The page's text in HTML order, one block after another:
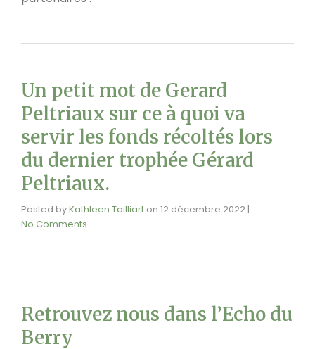
Un petit mot de Gerard
Peltriaux sur ce à quoi va
servir les fonds récoltés lors
du dernier trophée Gérard
Peltriaux.
Posted byKathleen Tailliart on 12 décembre 2022 |
No Comments
Retrouvez nous dans l’Echo du
Berry